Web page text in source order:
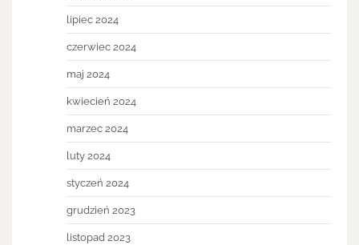
lipiec 2024
czerwiec 2024
maj 2024
kwiecień 2024
marzec 2024
luty 2024
styczeń 2024
grudzień 2023
listopad 2023